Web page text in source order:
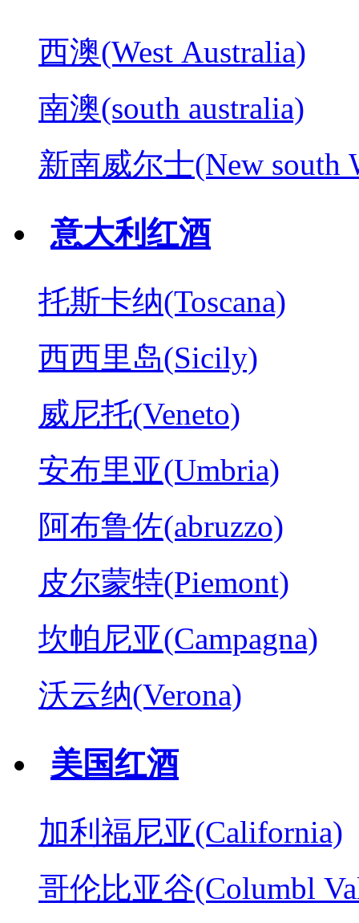
西澳(West Australia)
南澳(south australia)
新南威尔士(New south
意大利红酒
托斯卡纳(Toscana)
西西里岛(Sicily)
威尼托(Veneto)
安布里亚(Umbria)
阿布鲁佐(abruzzo)
皮尔蒙特(Piemont)
坎帕尼亚(Campagna)
沃云纳(Verona)
美国红酒
加利福尼亚(California)
哥伦比亚谷(Columbl